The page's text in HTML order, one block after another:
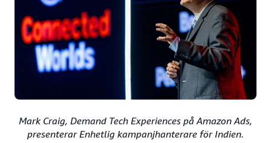
Mark Craig, Demand Tech Experiences på Amazon Ads,
presenterar Enhetlig kampanjhanterare för Indien.